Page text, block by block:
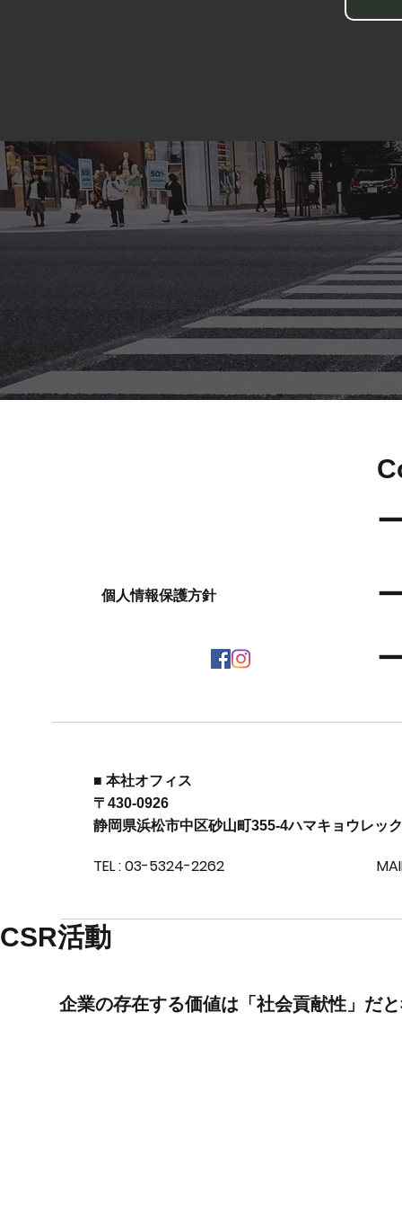
​CSR活動
企業の存在する価値は「社会貢献性」だ
■ 本社オフィス
〒430-0926 ​
静岡県浜松市中区砂山町355-4ハマキョウレッ
TEL : 03-5324-2262
個人情報保護方針